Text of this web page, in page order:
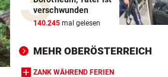
verschwunden
140.245 mal gelesen
MEHR OBERÖSTERREICH
ZANK WÄHREND FERIEN